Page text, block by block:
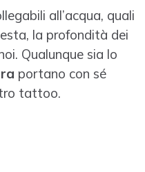
all’acqua, quali
la profondità dei
Qualunque sia lo
portano con sé
tattoo.